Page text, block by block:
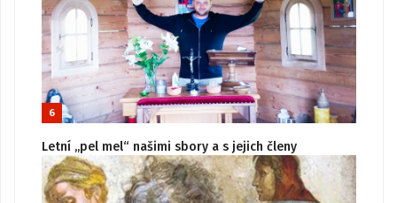
6
Letní „pel mel“ našimi sbory a s jejich členy